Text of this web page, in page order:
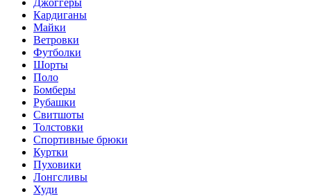
Джоггеры
Кардиганы
Майки
Ветровки
Футболки
Шорты
Поло
Бомберы
Рубашки
Свитшоты
Толстовки
Спортивные брюки
Куртки
Пуховики
Лонгсливы
Худи